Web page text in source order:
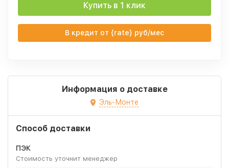
Купить в 1 клик
В кредит от {rate} руб/мес
Информация о доставке
Эль-Монте
Способ доставки
ПЭК
Стоимость уточнит менеджер